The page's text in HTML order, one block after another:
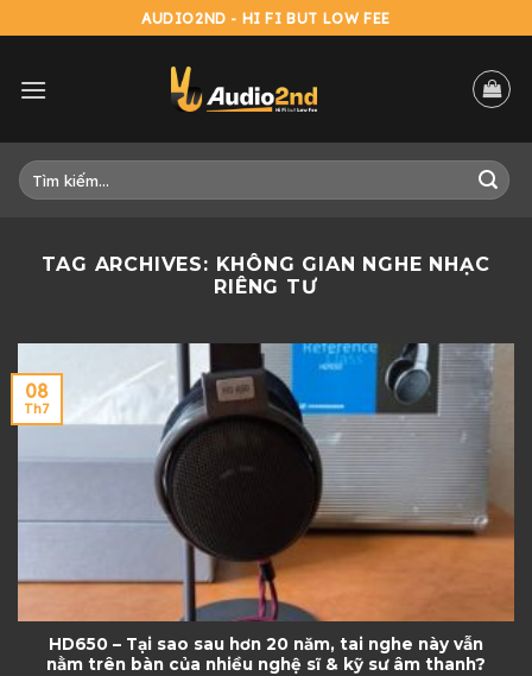
to
AUDIO2ND - HI FI BUT LOW FEE
Tìm
kiếm:
TAG ARCHIVES: KHÔNG GIAN NGHE NHẠC
RIÊNG TƯ
HD650 – Tại sao sau hơn 20 năm, tai nghe này vẫn
nằm trên bàn của nhiều nghệ sĩ & kỹ sư âm thanh?
08
Th7